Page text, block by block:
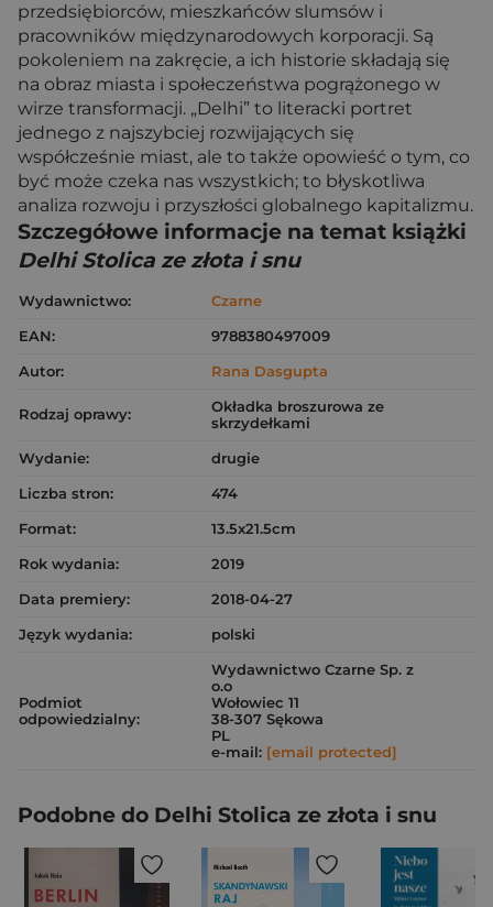
przedsiębiorców, mieszkańców slumsów i
pracowników międzynarodowych korporacji. Są
pokoleniem na zakręcie, a ich historie składają się
na obraz miasta i społeczeństwa pogrążonego w
wirze transformacji. „Delhi” to literacki portret
jednego z najszybciej rozwijających się
współcześnie miast, ale to także opowieść o tym, co
być może czeka nas wszystkich; to błyskotliwa
analiza rozwoju i przyszłości globalnego kapitalizmu.
Szczegółowe informacje na temat książki
Delhi Stolica ze złota i snu
Wydawnictwo:
Czarne
EAN:
9788380497009
Autor:
Rana Dasgupta
Rodzaj oprawy:
Okładka broszurowa ze
skrzydełkami
Wydanie:
drugie
Liczba stron:
474
Format:
13.5x21.5cm
Rok wydania:
2019
Data premiery:
2018-04-27
Język wydania:
polski
Podmiot
odpowiedzialny:
Wydawnictwo Czarne Sp. z
o.o
Wołowiec 11
38-307 Sękowa
PL
e-mail: [email protected]
Podobne do Delhi Stolica ze złota i snu